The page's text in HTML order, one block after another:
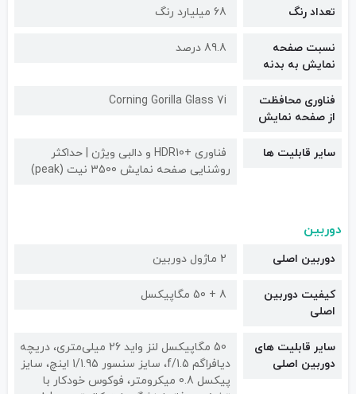
تعداد رنگ 68 میلیارد رنگ
نسبت صفحه
نمایش به بدنه
89.8 درصد
فناوری محافظت
از صفحه نمایش
Corning Gorilla Glass 7i
سایر قابلیت ها
فناوری +HDR10 و دالبی ویژن | حداکثر
روشنایی صفحه نمایش 3500 نیت (peak)
دوربین
دوربین اصلی 2 ماژول دوربین
کیفیت دوربین‌
اصلی
8 + 50 مگاپیکسل
سایر قابلیت های
دوربین اصلی
50 مگاپیکسل لنز واید 26 میلی‌متری، دریچه
دیافراگم f/1.5، سایز سنسور 1/1.95 اینچ، سایز
پیکسل 0.8 میکرومتر، فوکوس خودکار با